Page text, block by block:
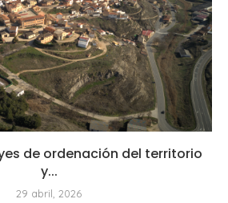
de ordenación del territorio
y...
29 abril, 2026